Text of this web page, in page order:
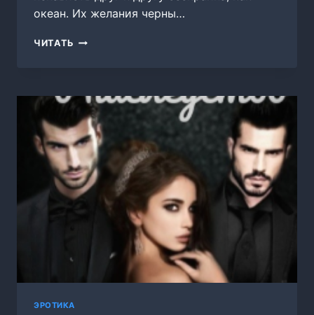
океан. Их желания черны…
ЧИТАТЬ ЖЕНА
ЭРОТИКА